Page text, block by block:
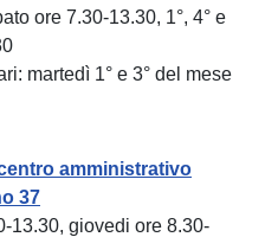
ore 7.30-13.30, 1°, 4° e
martedì 1° e 3° del mese
amministrativo
37
13.30, giovedi ore 8.30-